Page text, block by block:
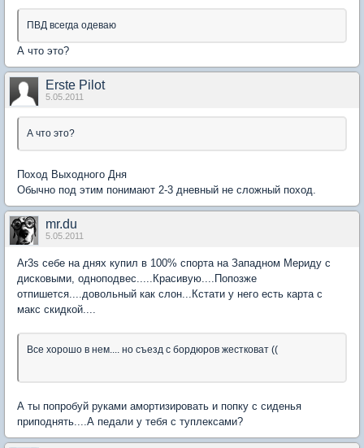
ПВД всегда одеваю
А что это?
Erste Pilot
5.05.2011
А что это?
Поход Выходного Дня
Обычно под этим понимают 2-3 дневный не сложный поход.
mr.du
5.05.2011
Ar3s себе на днях купил в 100% спорта на Западном Мериду с
дисковыми, одноподвес.....Красивую....Попозже
отпишется....довольный как слон...Кстати у него есть карта с
макс скидкой....
Все хорошо в нем.... но съезд с бордюров жестковат ((
А ты попробуй руками амортизировать и попку с сиденья
приподнять....А педали у тебя с туплексами?